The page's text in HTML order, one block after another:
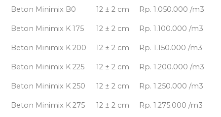
Beton Minimix B0 12 ± 2 cm Rp. 1.050.000 /m3
Beton Minimix K 175 12 ± 2 cm Rp. 1.100.000 /m3
Beton Minimix K 200 12 ± 2 cm Rp. 1.150.000 /m3
Beton Minimix K 225 12 ± 2 cm Rp. 1.200.000 /m3
Beton Minimix K 250 12 ± 2 cm Rp. 1.250.000 /m3
Beton Minimix K 275 12 ± 2 cm Rp. 1.275.000 /m3